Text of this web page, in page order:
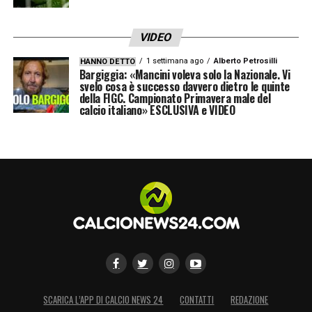
Sullo sfondo, mentre i tifosi si affidano al
suo carisma, resta il nodo del nuovo stadio,
priorità assoluta peril neo-sindaco Nello
Pizza.
LA PLAYLIST DELLE NOSTRE TOP NEWS
VIDEO
HANNO DETTO 1 settimana ago Alberto Petrosilli
Bargiggia: «Mancini voleva solo la Nazionale. Vi
svelo cosa è successo davvero dietro le quinte
della FIGC. Campionato Primavera male del
calcio italiano» ESCLUSIVA e VIDEO
SCARICA L’APP DI CALCIO NEWS 24 CONTATTI
REDAZIONE